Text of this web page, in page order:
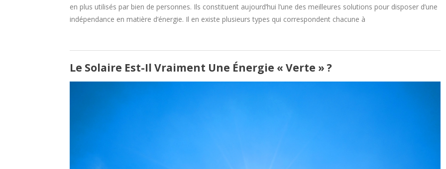
en plus utilisés par bien de personnes. Ils constituent aujourd’hui l’une des meilleures solutions pour disposer d’une
indépendance en matière d’énergie. Il en existe plusieurs types qui correspondent chacune à
Le Solaire Est-Il Vraiment Une Énergie « Verte » ?